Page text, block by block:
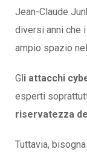
Jean-Claude
diversi anni che
ampio spazio
Gli attacchi
esperti
riservatezza
Tuttavia,